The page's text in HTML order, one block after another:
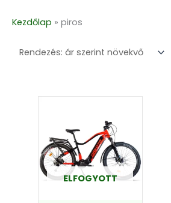
Kezdőlap » piros
ELFOGYOTT
terméknek
több
variációja
van.